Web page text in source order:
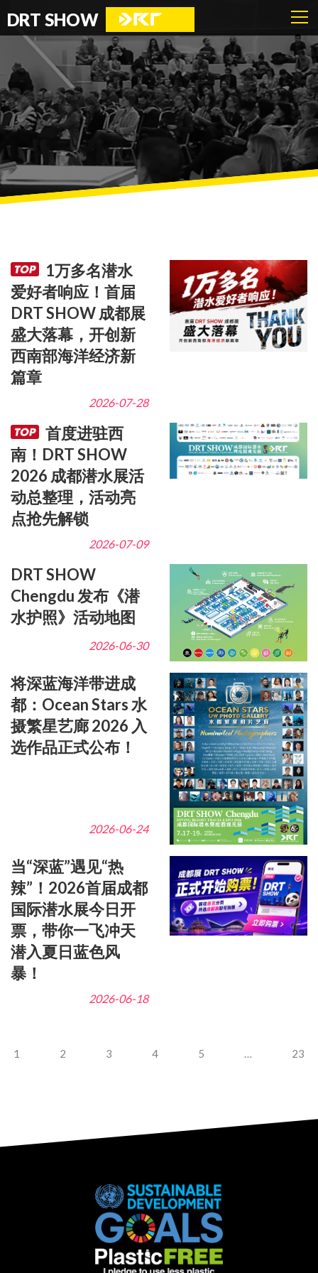
DRT SHOW
1万多名潜水
爱好者响应！首届
DRT SHOW 成都展
盛大落幕，开创新
西南部海洋经济新
篇章
2026-07-28
首度进驻西
南！DRT SHOW
2026 成都潜水展活
动总整理，活动亮
点抢先解锁
2026-07-09
DRT SHOW
Chengdu 发布《潜
水护照》活动地图
2026-06-30
将深蓝海洋带进成
都：Ocean Stars 水
摄繁星艺廊 2026 入
选作品正式公布！
2026-06-24
当“深蓝”遇见“热
辣”！2026首届成都
国际潜水展今日开
票，带你一飞冲天
潜入夏日蓝色风
暴！
2026-06-18
1 2 3 4 5 … 23